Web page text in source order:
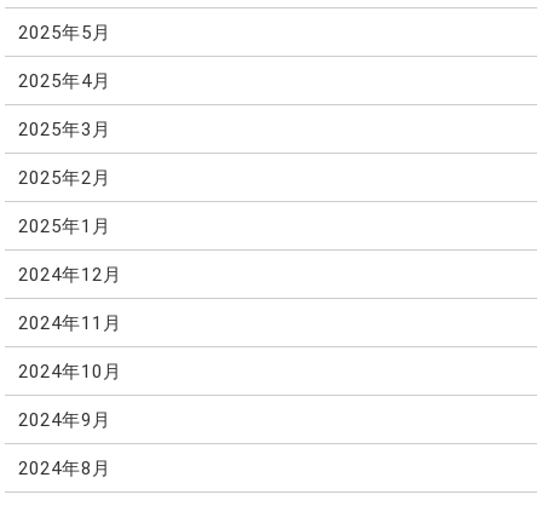
2025年5月
2025年4月
2025年3月
2025年2月
2025年1月
2024年12月
2024年11月
2024年10月
2024年9月
2024年8月